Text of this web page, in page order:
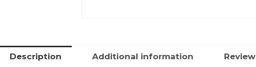
Description Additional information